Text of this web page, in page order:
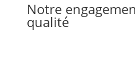
Notre
qualité